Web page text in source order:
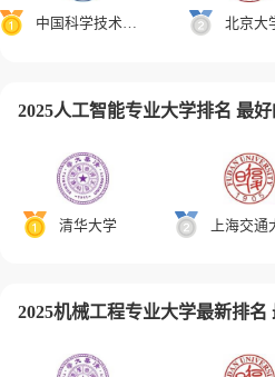
中国科学技术大学 北京大
2025人工智能专业大学排名 最
清华大学 上海交通
2025机械工程专业大学最新排名